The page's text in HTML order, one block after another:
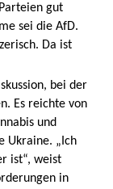
gut
sei die AfD.
Da ist
bei der
Es reichte von
und
Ukraine. „Ich
ist“, weist
in